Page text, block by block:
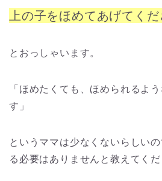
上の子をほめてあげてくだ
とおっしゃいます。
「ほめたくても、ほめられるよ
す」
というママは少なくないらしい
る必要はありませんと教えてくだ